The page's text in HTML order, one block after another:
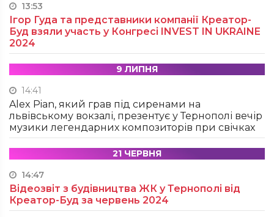
13:53
Ігор Гуда та представники компанії Креатор-
Буд взяли участь у Конгресі INVEST IN UKRAINE
2024
9 ЛИПНЯ
14:41
Alex Pian, який грав під сиренами на
львівському вокзалі, презентує у Тернополі вечір
музики легендарних композиторів при свічках
21 ЧЕРВНЯ
14:47
Відеозвіт з будівництва ЖК у Тернополі від
Креатор-Буд за червень 2024